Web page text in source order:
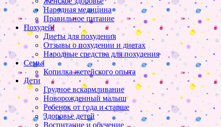
Народная медицина
Правильное питание
Похудей!
Диеты для похудения
Отзывы о похудении и диетах
Народные средства для похудения
Семья
Копилка жетейского опыта
Дети
Грудное вскармливание
Новорожденный малыш
Ребенок от года и старше
Здоровье детей
Воспитание и обучение